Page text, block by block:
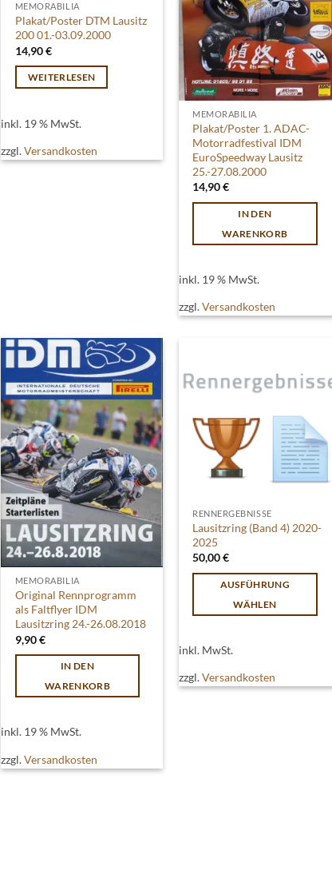
MEMORABILIA
Plakat/Poster DTM Lausitz
200 01.-03.09.2000
14,90€
WEITERLESEN
inkl. 19 % MwSt.
zzgl.Versandkosten
MEMORABILIA
Plakat/Poster 1. ADAC-
Motorradfestival IDM
EuroSpeedway Lausitz
25.-27.08.2000
14,90€
IN DEN
WARENKORB
inkl. 19 % MwSt.
zzgl.Versandkosten
MEMORABILIA
Original Rennprogramm
als Faltflyer IDM
Lausitzring 24.-26.08.2018
9,90€
IN DEN
WARENKORB
inkl. 19 % MwSt.
zzgl.Versandkosten
RENNERGEBNISSE
Lausitzring (Band 4) 2020-
2025
50,00€
AUSFÜHRUNG
WÄHLEN
mehrere
inkl. MwSt.
zzgl.Versandkosten